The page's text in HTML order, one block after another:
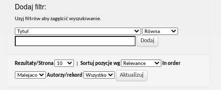
Dodaj filtr:
Uzyj filtrów aby zagęścić wyszukiwanie.
Rezultaty/Strona Sortuj pozycje wg In order
Autorzy/rekord